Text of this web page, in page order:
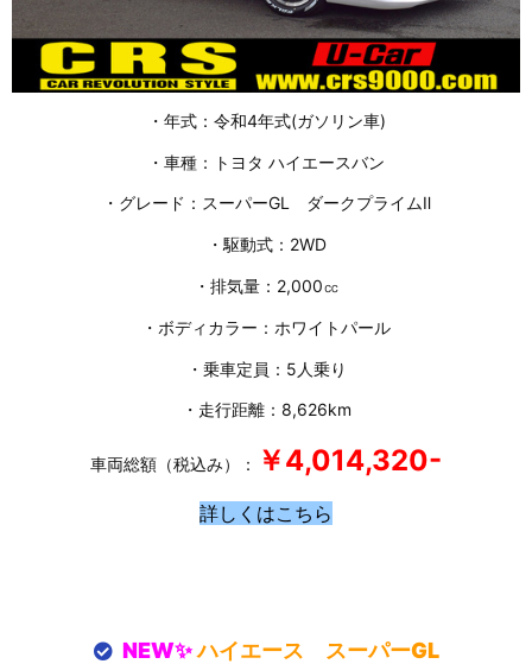
・年式：令和4年式(ガソリン車)
・車種：トヨタ ハイエースバン
・グレード：スーパーGL ダークプライムⅡ
・駆動式：2WD
・排気量：2,000㏄
・ボディカラー：ホワイトパール
・乗車定員：5人乗り
・走行距離：8,626km
車両総額（税込み）： ￥4,014,320-
詳しくはこちら
NEW✨ハイエース スーパーGL